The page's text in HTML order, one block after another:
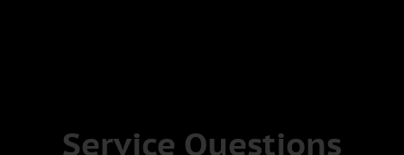
Service Questions
Lorem Ipsum Sadips